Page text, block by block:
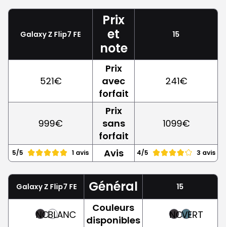
Galaxy Z Flip7 FE
Prix
et
note
15
521€
Prix
avec
forfait
241€
999€
Prix
sans
forfait
1099€
5/5 1 avis Avis 4/5 3 avis
Galaxy Z Flip7 FE Général 15
NOIRBLANC
Couleurs
disponibles
NOIRVERT